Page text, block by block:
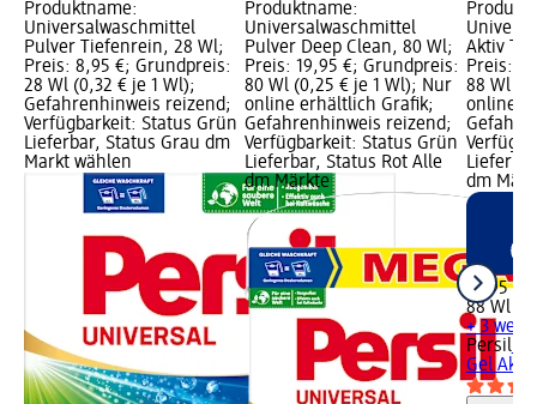
Produktname:
Universalwaschmittel
Pulver Tiefenrein, 28 Wl;
Preis: 8,95 €; Grundpreis:
28 Wl (0,32 € je 1 Wl);
Gefahrenhinweis reizend;
Verfügbarkeit: Status Grün
Lieferbar, Status Grau dm
Markt wählen
Produktname:
Universalwaschmittel
Pulver Deep Clean, 80 Wl;
Preis: 19,95 €; Grundpreis:
80 Wl (0,25 € je 1 Wl); Nur
online erhältlich Grafik;
Gefahrenhinweis reizend;
Verfügbarkeit: Status Grün
Lieferbar, Status Rot Alle
dm Märkte
Aktiv
Preis:
88 Wl
online
dm
19,95 €
88 Wl
+ 3
Persil
Gel